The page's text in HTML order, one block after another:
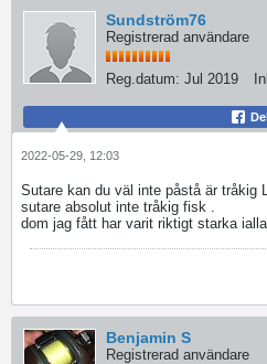
Sundström76
Registrerad användare
Reg.datum: Jul 2019
2022-05-29, 12:03
Sutare kan du väl inte påstå är tråkig
sutare absolut inte tråkig fisk .
dom jag fått har varit riktigt starka
Benjamin S
Registrerad användare